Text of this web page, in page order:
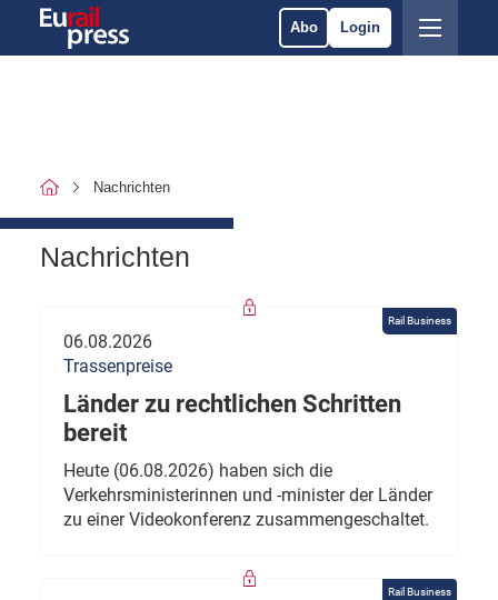
Abo Login
Nachrichten
Nachrichten
Rail Business
06.08.2026
Trassenpreise
Länder zu rechtlichen Schritten
bereit
Heute (06.08.2026) haben sich die
Verkehrsministerinnen und -minister der Länder
zu einer Videokonferenz zusammengeschaltet.
Rail Business